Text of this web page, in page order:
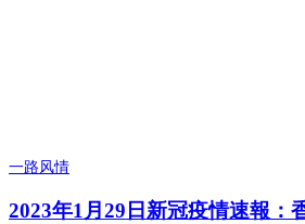
一路风情
2023年1月29日新冠疫情速報：